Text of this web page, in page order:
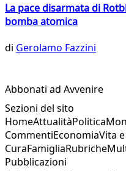
La pace disarmata di
bomba atomica
di Gerolamo Fazzini
Abbonati ad Avvenire
Sezioni del sito
HomeAttualitàPolitica
CommentiEconomiaVita e
CuraFamigliaRubriche
Pubblicazioni